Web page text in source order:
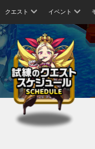
クエスト イベント